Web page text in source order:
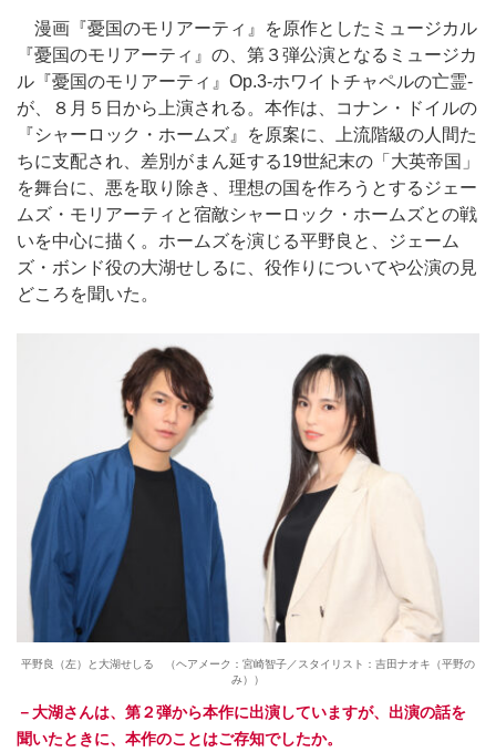
漫画『憂国のモリアーティ』を原作としたミュージカル
『憂国のモリアーティ』の、第３弾公演となるミュージカ
ル『憂国のモリアーティ』Op.3‐ホワイトチャペルの亡霊‐
が、８月５日から上演される。本作は、コナン・ドイルの
『シャーロック・ホームズ』を原案に、上流階級の人間た
ちに支配され、差別がまん延する19世紀末の「大英帝国」
を舞台に、悪を取り除き、理想の国を作ろうとするジェー
ムズ・モリアーティと宿敵シャーロック・ホームズとの戦
いを中心に描く。ホームズを演じる平野良と、ジェーム
ズ・ボンド役の大湖せしるに、役作りについてや公演の見
どころを聞いた。
平野良（左）と大湖せしる （ヘアメーク：宮崎智子／スタイリスト：吉田ナオキ（平野の
み））
－大湖さんは、第２弾から本作に出演していますが、出演の話を
聞いたときに、本作のことはご存知でしたか。